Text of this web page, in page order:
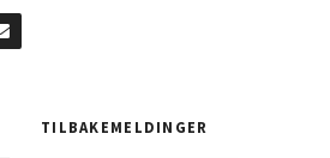
TILBAKEMELDINGER